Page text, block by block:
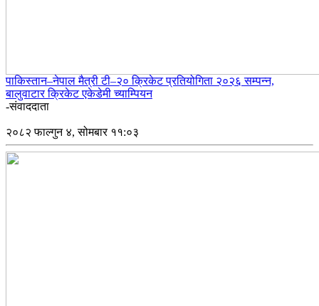
पाकिस्तान–नेपाल मैत्री टी–२० क्रिकेट प्रतियोगिता २०२६ सम्पन्न,
बालुवाटार क्रिकेट एकेडेमी च्याम्पियन
-संवाददाता
२०८२ फाल्गुन ४, सोमबार ११:०३